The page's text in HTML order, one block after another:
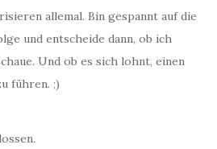
allemal. Bin gespannt auf die
und entscheide dann, ob ich
Und ob es sich lohnt, einen
führen. ;)